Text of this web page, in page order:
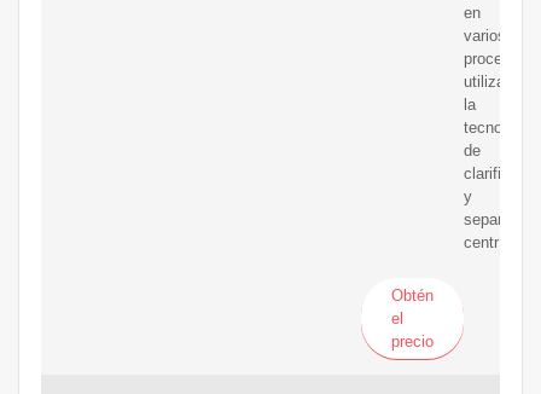
en
varios
procesos
utilizando
la
tecnología
de
y
separación
centrífuga.
Obtén
el
precio